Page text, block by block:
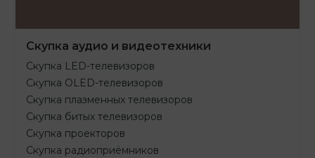
Скупка аудио и видеотехники
Скупка LED-телевизоров
Скупка OLED-телевизоров
Скупка плазменных телевизоров
Скупка битых телевизоров
Скупка проекторов
Скупка радиоприёмников